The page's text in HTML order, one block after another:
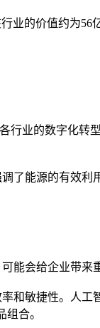
业的价值约为
行业的数字化转
了能源的有效利
能会给企业带来
和敏捷性。人工
合。